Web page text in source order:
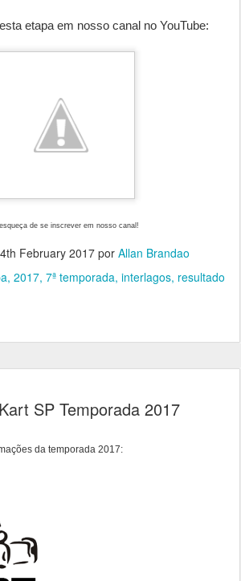
etapa em nosso canal no YouTube:
de se inscrever em nosso canal!
February 2017 por Allan Brandao
2017 7ª temporada interlagos resultado
SP Temporada 2017
da temporada 2017: